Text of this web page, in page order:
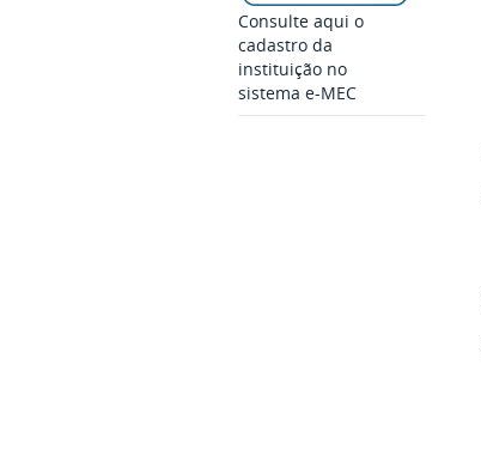
Consulte aqui o
cadastro da
instituição no
sistema e-MEC